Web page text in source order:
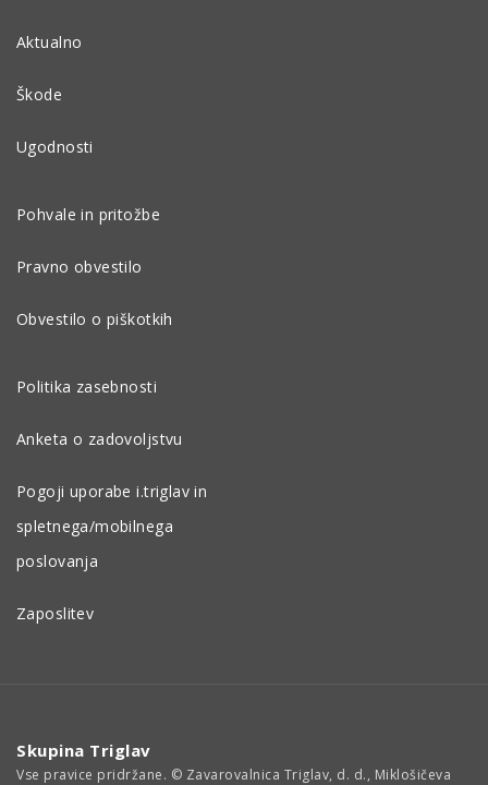
Aktualno
Škode
Ugodnosti
Pohvale in pritožbe
Pravno obvestilo
Obvestilo o piškotkih
Politika zasebnosti
Anketa o zadovoljstvu
Pogoji uporabe i.triglav in
spletnega/mobilnega
poslovanja
Zaposlitev
Skupina Triglav
Vse pravice pridržane. © Zavarovalnica Triglav, d. d., Miklošičeva